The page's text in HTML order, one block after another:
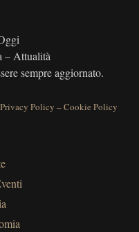
– Attualità
sempre aggiornato.
Privacy Policy –Cookie Policy